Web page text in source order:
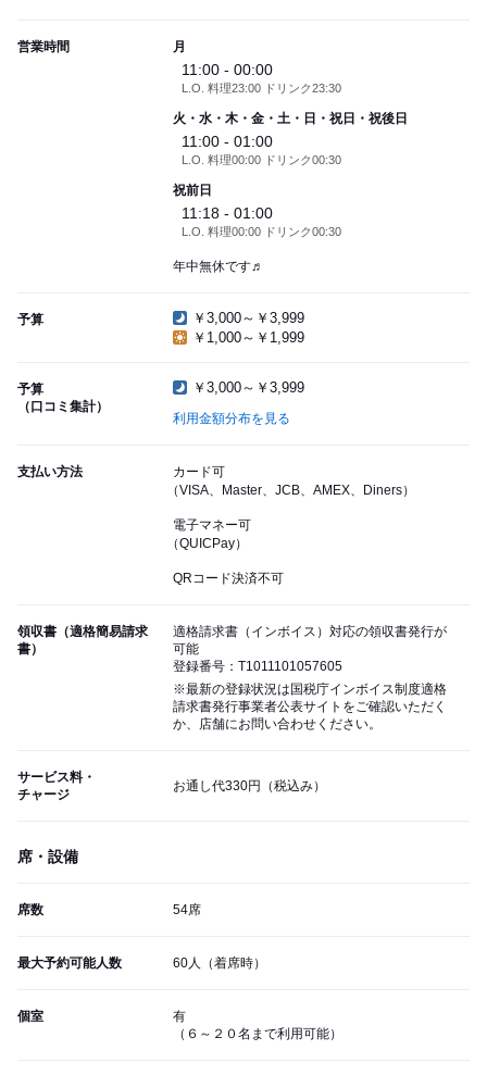
営業時間 月
11:00 - 00:00
L.O. 料理23:00 ドリンク23:30
火・水・木・金・土・日・祝日・祝後日
11:00 - 01:00
L.O. 料理00:00 ドリンク00:30
祝前日
11:18 - 01:00
L.O. 料理00:00 ドリンク00:30
年中無休です♬
予算
￥3,000～￥3,999
￥1,000～￥1,999
予算
（口コミ集計）
￥3,000～￥3,999
利用金額分布を見る
支払い方法
カード可
（VISA、Master、JCB、AMEX、Diners）
電子マネー可
（QUICPay）
QRコード決済不可
領収書（適格簡易請求
書）
適格請求書（インボイス）対応の領収書発行が
可能
登録番号：T1011101057605
※最新の登録状況は国税庁インボイス制度適格
請求書発行事業者公表サイトをご確認いただく
か、店舗にお問い合わせください。
サービス料・
チャージ
お通し代330円（税込み）
席・設備
席数 54席
最大予約可能人数 60人（着席時）
個室
有
（６～２０名まで利用可能）